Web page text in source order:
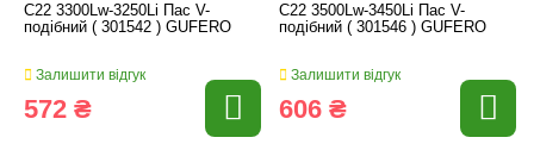
C22 3300Lw-3250Li Пас V-
подібний ( 301542 ) GUFERO
Залишити відгук
572 ₴
C22 3500Lw-3450Li Пас V-
подібний ( 301546 ) GUFERO
Залишити відгук
606 ₴